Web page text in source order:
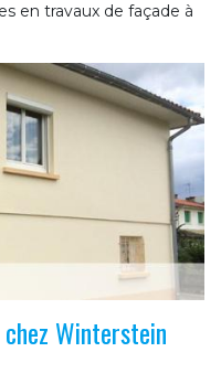
en travaux de façade à
Winterstein